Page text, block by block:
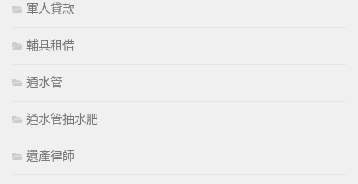
軍人貸款
輔具租借
通水管
通水管抽水肥
遺產律師